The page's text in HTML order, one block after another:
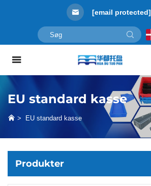
[email protected]
EU standard kasse
> EU standard kasse
Produkter